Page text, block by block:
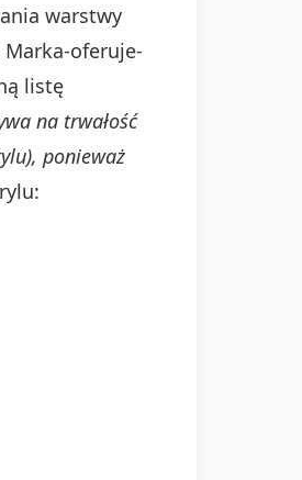
warstwy
oferuje-
listę
na trwałość
ponieważ